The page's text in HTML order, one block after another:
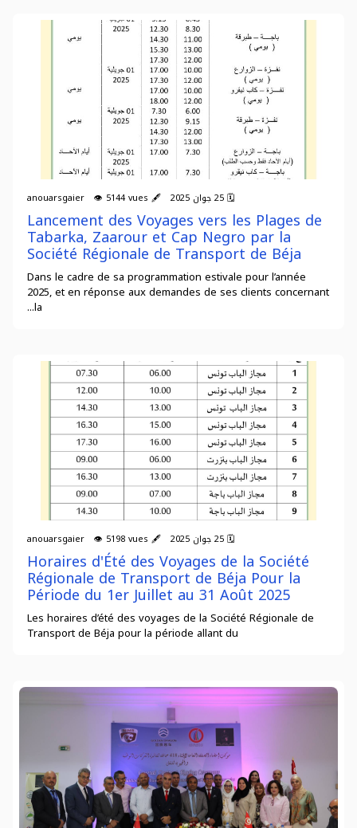
🗓 25 جوان 2025 🖋 anouarsgaier 👁 5144 vues
Lancement des Voyages vers les Plages de
Tabarka, Zaarour et Cap Negro par la
Société Régionale de Transport de Béja
Dans le cadre de sa programmation estivale pour l’année
2025, et en réponse aux demandes de ses clients concernant
la...
🗓 25 جوان 2025 🖋 anouarsgaier 👁 5198 vues
Horaires d'Été des Voyages de la Société
Régionale de Transport de Béja Pour la
Période du 1er Juillet au 31 Août 2025
Les horaires d’été des voyages de la Société Régionale de
Transport de Béja pour la période allant du